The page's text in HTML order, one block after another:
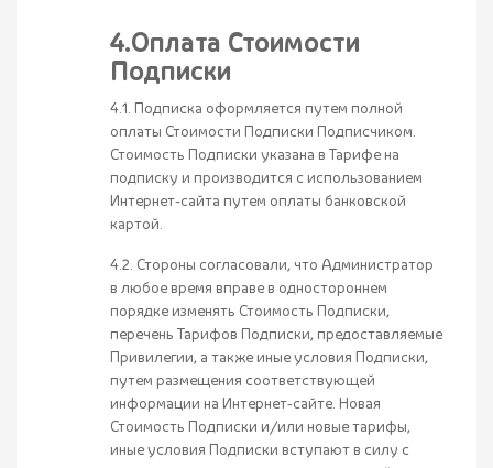
4.Оплата Стоимости
Подписки
4.1. Подписка оформляется путем полной
оплаты Стоимости Подписки Подписчиком.
Стоимость Подписки указана в Тарифе на
подписку и производится с использованием
Интернет-сайта путем оплаты банковской
картой.
4.2. Стороны согласовали, что Администратор
в любое время вправе в одностороннем
порядке изменять Стоимость Подписки,
перечень Тарифов Подписки, предоставляемые
Привилегии, а также иные условия Подписки,
путем размещения соответствующей
информации на Интернет-сайте. Новая
Стоимость Подписки и/или новые тарифы,
иные условия Подписки вступают в силу с